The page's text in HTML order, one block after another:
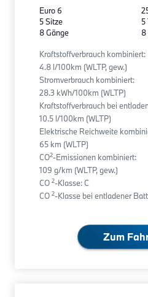
Euro 6
5 Sitze
8 Gänge
5
8
Kraftstoffverbrauch kombiniert:
4.8 l/100km (WLTP, gew.)
Stromverbrauch kombiniert:
28.3 kWh/100km (WLTP)
Kraftstoffverbrauch bei
10.5 l/100km (WLTP)
Elektrische Reichweite
65 km (WLTP)
CO2-Emissionen kombiniert:
109 g/km (WLTP, gew.)
CO 2-Klasse: C
CO 2-Klasse bei entladener
Zum